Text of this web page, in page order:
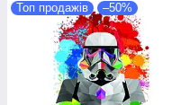
Топ продажів –50%